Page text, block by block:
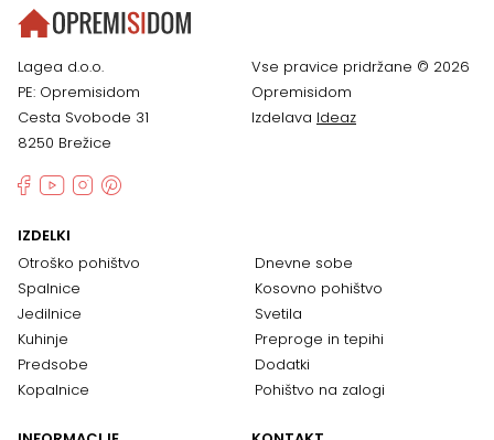
Lagea d.o.o.
PE: Opremisidom
Cesta Svobode 31
8250 Brežice
Vse pravice pridržane © 2026
Opremisidom
Izdelava Ideaz
IZDELKI
Otroško pohištvo
Spalnice
Jedilnice
Kuhinje
Predsobe
Kopalnice
Dnevne sobe
Kosovno pohištvo
Svetila
Preproge in tepihi
Dodatki
Pohištvo na zalogi